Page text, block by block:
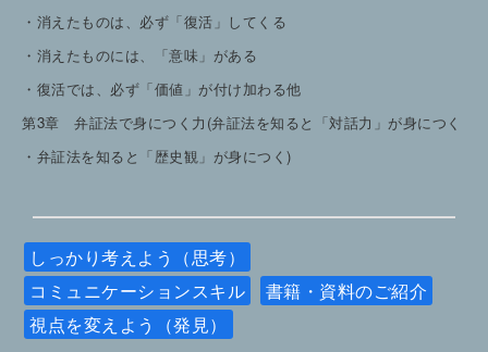
・消えたものは、必ず「復活」してくる
・消えたものには、「意味」がある
・復活では、必ず「価値」が付け加わる他
第3章 弁証法で身につく力(弁証法を知ると「対話力」が身につく
・弁証法を知ると「歴史観」が身につく)
しっかり考えよう（思考）
コミュニケーションスキル
書籍・資料のご紹介
視点を変えよう（発見）